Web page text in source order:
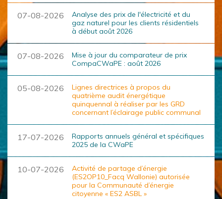
07-08-2026
Analyse des prix de l'électricité et du
gaz naturel pour les clients résidentiels
à début août 2026
07-08-2026
Mise à jour du comparateur de prix
CompaCWaPE : août 2026
05-08-2026
Lignes directrices à propos du
quatrième audit énergétique
quinquennal à réaliser par les GRD
concernant l’éclairage public communal
17-07-2026
Rapports annuels général et spécifiques
2025 de la CWaPE
10-07-2026
Activité de partage d’énergie
(ES2OP10_Facq Wallonie) autorisée
pour la Communauté d’énergie
citoyenne « ES2 ASBL »